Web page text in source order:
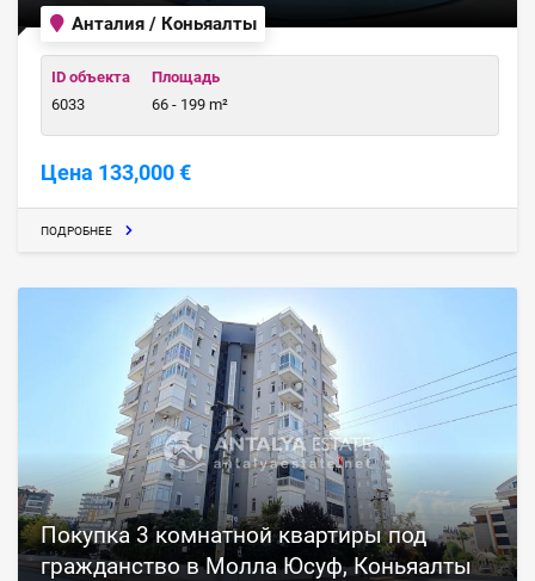
Анталия / Коньяалты
ID объекта
6033
Площадь
66 - 199 m²
Цена 133,000 €
ПОДРОБНЕЕ
Покупка 3 комнатной квартиры под
гражданство в Молла Юсуф, Коньяалты